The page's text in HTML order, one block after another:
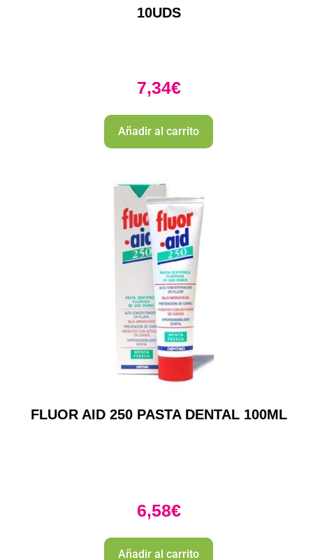
10UDS
7,34€
Añadir al carrito
FLUOR AID 250 PASTA DENTAL 100ML
6,58€
Añadir al carrito